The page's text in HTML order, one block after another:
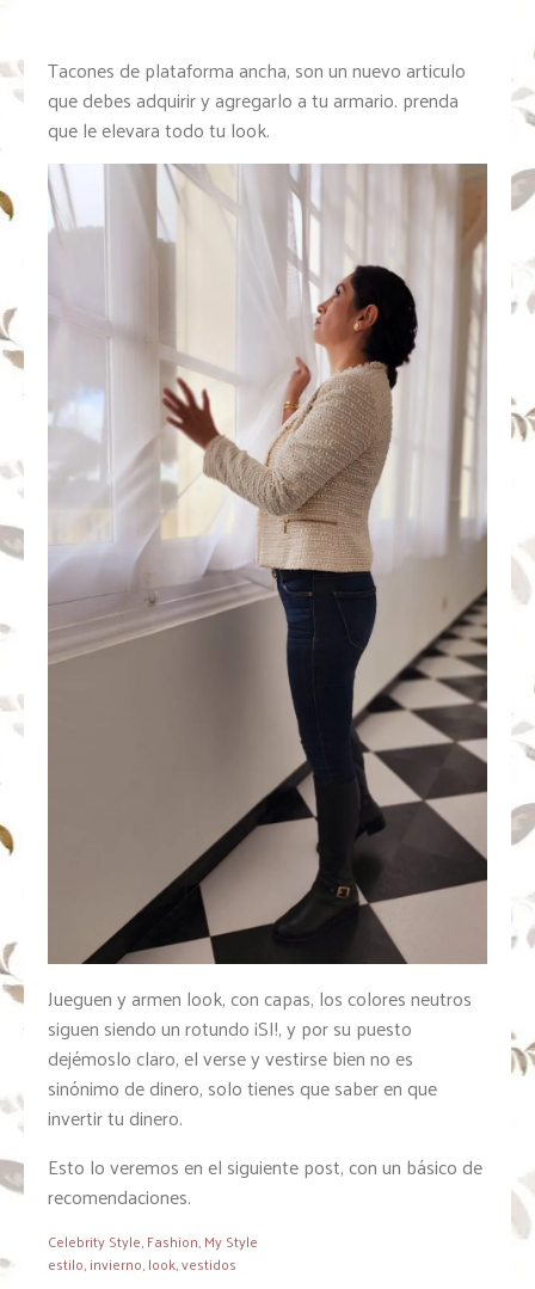
Tacones de plataforma ancha, son un nuevo articulo
que debes adquirir y agregarlo a tu armario. prenda
que le elevara todo tu look.
Jueguen y armen look, con capas, los colores neutros
siguen siendo un rotundo ¡SI!, y por su puesto
dejémoslo claro, el verse y vestirse bien no es
sinónimo de dinero, solo tienes que saber en que
invertir tu dinero.
Esto lo veremos en el siguiente post, con un básico de
recomendaciones.
Celebrity Style,Fashion,My Style
estilo,invierno,look,vestidos